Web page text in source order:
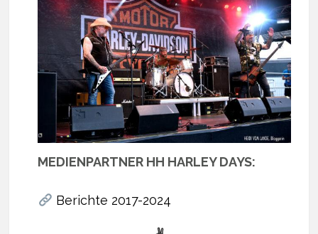
MEDIENPARTNER HH HARLEY DAYS:
Berichte 2017-2024